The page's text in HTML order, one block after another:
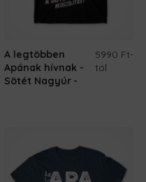
A legtöbben
Apának hívnak -
Sötét Nagyúr
5990 Ft-
tól